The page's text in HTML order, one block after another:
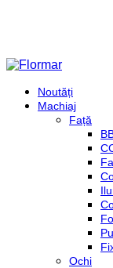
Noutăți
Machiaj
Față
Ochi